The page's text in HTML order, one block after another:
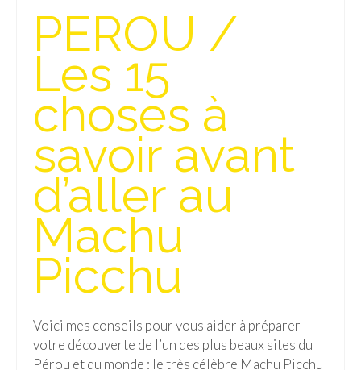
PEROU /
Les 15
choses à
savoir avant
d’aller au
Machu
Picchu
Voici mes conseils pour vous aider à préparer
votre découverte de l’un des plus beaux sites du
Pérou et du monde : le très célèbre Machu Picchu